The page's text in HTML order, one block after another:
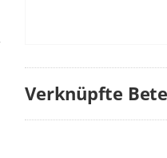
Verknüpfte